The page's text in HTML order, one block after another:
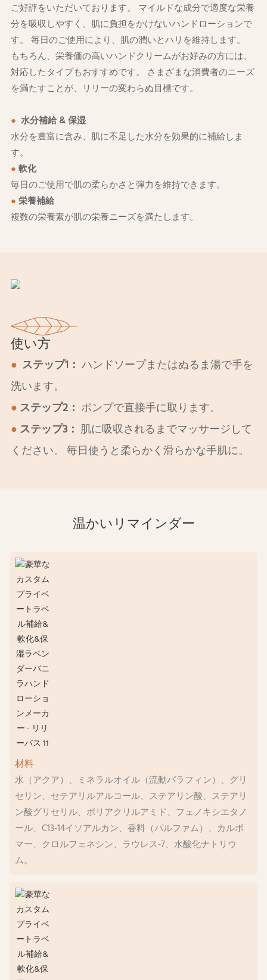
ご好評をいただいております。 マイルドな成分で適度な栄養
分を吸収しやすく、肌に負担をかけないハンドローションで
す。 毎日のご使用により、肌の潤いとハリを維持します。
もちろん、栄養価の高いハンドクリームがお好みの方には、
対応したタイプもおすすめです。 さまざまな消費者のニーズ
を満たすことが、リリーの変わらぬ目標です。
● 水分補給 & 保湿
水分を豊富に含み、肌に不足した水分を効果的に補給しま
す。
● 軟化
毎日のご使用で肌の柔らかさと弾力を維持できます。
● 栄養補給
複数の栄養素が肌の栄養ニーズを満たします。
使い方
● ステップ1： ハンドソープまたはぬるま湯で手を
洗います。
● ステップ2： ポンプで直接手に取ります。
● ステップ3： 肌に吸収されるまでマッサージして
ください。 毎日使うと柔らかく滑らかな手肌に。
温かいリマインダー
材料
水（アクア）、ミネラルオイル（流動パラフィン）、グリ
セリン、セテアリルアルコール、ステアリン酸、ステアリ
ン酸グリセリル、ポリアクリルアミド、フェノキシエタノ
ール、C13-14イソアルカン、香料（パルファム）、カルボ
マー、クロルフェネシン、ラウレス-7、水酸化ナトリウ
ム。